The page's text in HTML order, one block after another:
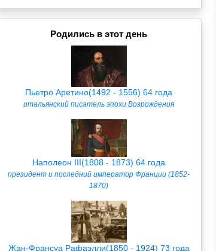
Родились в этот день
Пьетро Аретино(1492 - 1556) 64 года
итальянский писатель эпохи Возрождения
Наполеон III(1808 - 1873) 64 года
президент и последний император Франции (1852-
1870)
Жан-Франсуа Рафаэлли(1850 - 1924) 73 года